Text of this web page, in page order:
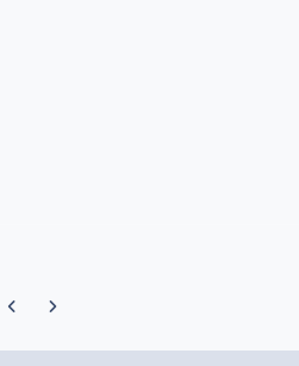
Previous carousel slide
Next carousel slide